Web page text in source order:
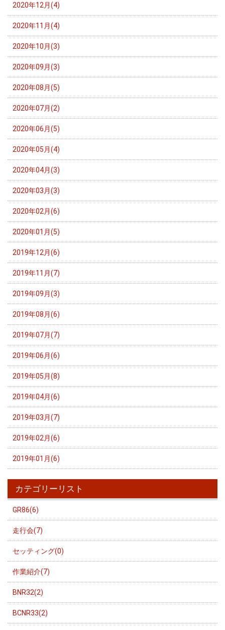
2020年12月(4)
2020年11月(4)
2020年10月(3)
2020年09月(3)
2020年08月(5)
2020年07月(2)
2020年06月(5)
2020年05月(4)
2020年04月(3)
2020年03月(3)
2020年02月(6)
2020年01月(5)
2019年12月(6)
2019年11月(7)
2019年09月(3)
2019年08月(6)
2019年07月(7)
2019年06月(6)
2019年05月(8)
2019年04月(6)
2019年03月(7)
2019年02月(6)
2019年01月(6)
カテゴリーリスト
GR86(6)
走行会(7)
セッティング(0)
作業紹介(7)
BNR32(2)
BCNR33(2)